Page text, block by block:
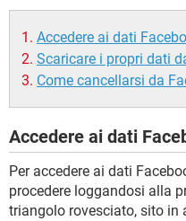
Accedere ai dati
Scaricare i propri dati
Come cancellarsi da
Accedere ai dati
Per accedere ai dati
procedere loggandosi alla
triangolo rovesciato, sito in